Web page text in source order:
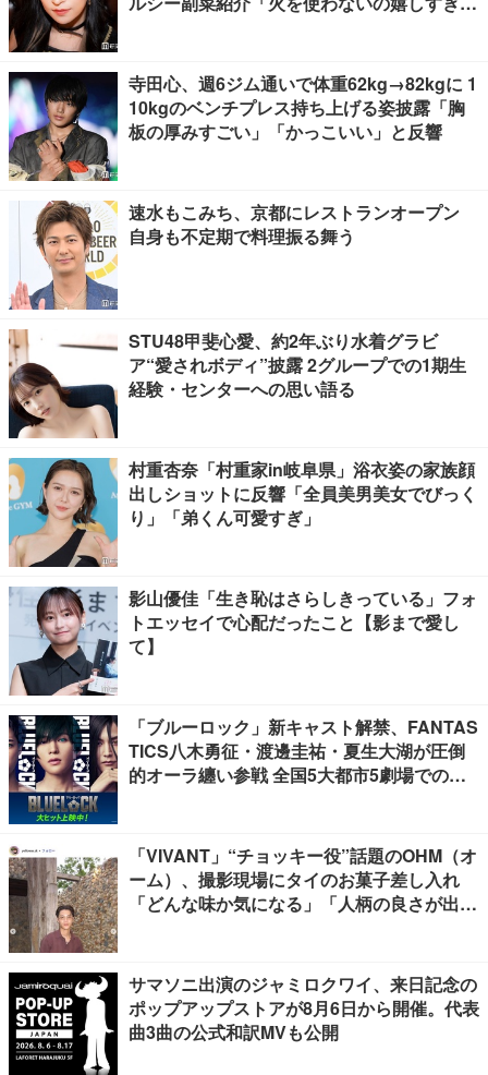
寺田心、週6ジム通いで体重62kg→82kgに 1
10kgのベンチプレス持ち上げる姿披露「胸
板の厚みすごい」「かっこいい」と反響
速水もこみち、京都にレストランオープン
自身も不定期で料理振る舞う
STU48甲斐心愛、約2年ぶり水着グラビ
ア“愛されボディ”披露 2グループでの1期生
経験・センターへの思い語る
村重杏奈「村重家in岐阜県」浴衣姿の家族顔
出しショットに反響「全員美男美女でびっく
り」「弟くん可愛すぎ」
影山優佳「生き恥はさらしきっている」フォ
トエッセイで心配だったこと【影まで愛し
て】
「ブルーロック」新キャスト解禁、FANTAS
TICS八木勇征・渡邊圭祐・夏生大湖が圧倒
的オーラ纏い参戦 全国5大都市5劇場での応
「VIVANT」“チョッキー役”話題のOHM（オ
ーム）、撮影現場にタイのお菓子差し入れ
「どんな味か気になる」「人柄の良さが出て
サマソニ出演のジャミロクワイ、来日記念の
ポップアップストアが8月6日から開催。代表
曲3曲の公式和訳MVも公開